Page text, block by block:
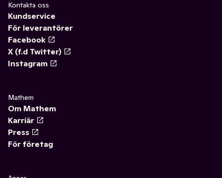
Kontakta oss
Kundservice
För leverantörer
Facebook
X (f.d Twitter)
Instagram
Mathem
Om Mathem
Karriär
Press
För företag